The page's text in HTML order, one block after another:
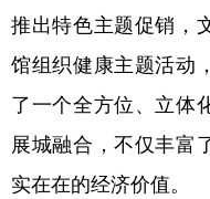
推出特色主题促销，
馆组织健康主题活动
了一个全方位、立体
展城融合，不仅丰富
实在在的经济价值。